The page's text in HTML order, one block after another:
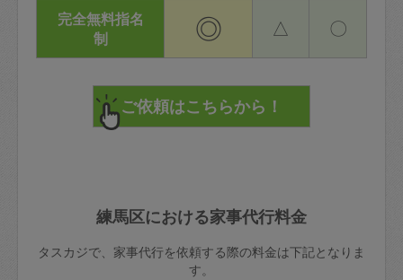
完全無料指名
制
◎ △ 〇
練馬区における家事代行料金
タスカジで、家事代行を依頼する際の料金は下記となりま
す。